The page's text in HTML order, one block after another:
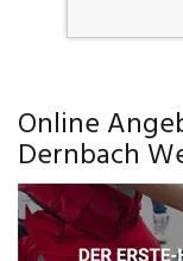
Online
Dernbach